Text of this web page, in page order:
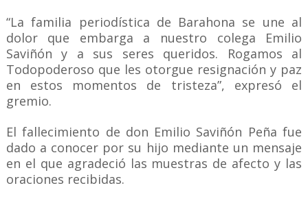
“La familia periodística de Barahona se une al
dolor que embarga a nuestro colega Emilio
Saviñón y a sus seres queridos. Rogamos al
Todopoderoso que les otorgue resignación y paz
en estos momentos de tristeza”, expresó el
gremio.
El fallecimiento de don Emilio Saviñón Peña fue
dado a conocer por su hijo mediante un mensaje
en el que agradeció las muestras de afecto y las
oraciones recibidas.